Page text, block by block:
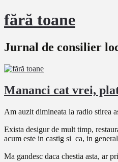
fără toane
Jurnal de consilier
Mananci cat vrei,
Am auzit dimineata la radio stirea
Exista desigur de mult timp,
acum este in castig si ca, in
Ma gandesc daca chestia asta, ar